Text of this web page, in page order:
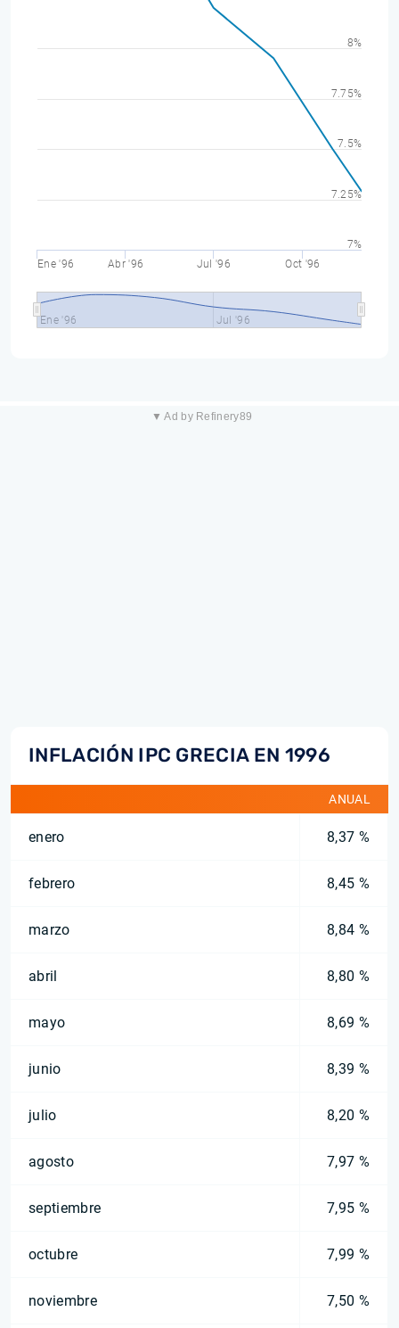
Ene '96 Abr '96 Jul '96 Oct '96
Ene '96 Jul '96
7%
7.25%
7.5%
7.75%
8%
▼ Ad by Refinery89
INFLACIÓN IPC GRECIA EN 1996
ANUAL
enero 8,37 %
febrero 8,45 %
marzo 8,84 %
abril 8,80 %
mayo 8,69 %
junio 8,39 %
julio 8,20 %
agosto 7,97 %
septiembre 7,95 %
octubre 7,99 %
noviembre 7,50 %